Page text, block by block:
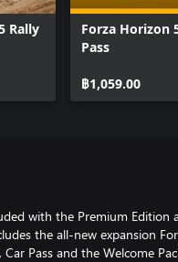
Rally
Forza Horizon
Pass
฿1,059.00
with the Premium Edition
the all-new expansion
Pass and the Welcome